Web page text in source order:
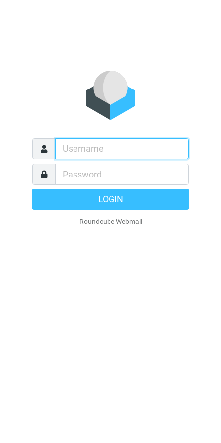
LOGIN
Roundcube Webmail